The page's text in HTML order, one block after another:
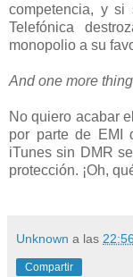
competencia, y
Telefónica
monopolio a su
And one more
No quiero acabar
por parte de EMI
iTunes sin DMR
protección. ¡Oh,
Unknown a las 22:56
Compartir